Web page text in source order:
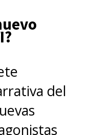
de
sí, A SU
a"Jang
del